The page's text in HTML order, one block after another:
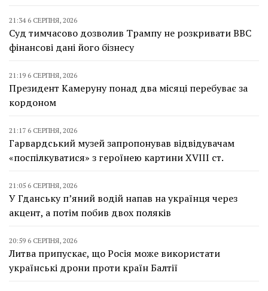
21:34 6 СЕРПНЯ, 2026
Суд тимчасово дозволив Трампу не розкривати BBC
фінансові дані його бізнесу
21:19 6 СЕРПНЯ, 2026
Президент Камеруну понад два місяці перебуває за
кордоном
21:17 6 СЕРПНЯ, 2026
Гарвардський музей запропонував відвідувачам
«поспілкуватися» з героїнею картини XVIII ст.
21:05 6 СЕРПНЯ, 2026
У Гданську п’яний водій напав на українця через
акцент, а потім побив двох поляків
20:59 6 СЕРПНЯ, 2026
Литва припускає, що Росія може використати
українські дрони проти країн Балтії